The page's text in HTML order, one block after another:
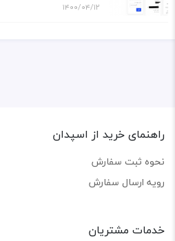
۱۴۰۰/۰۴/۱۲
راهنمای خرید از اسپدان
نحوه ثبت سفارش
رویه ارسال سفارش
خدمات مشتریان